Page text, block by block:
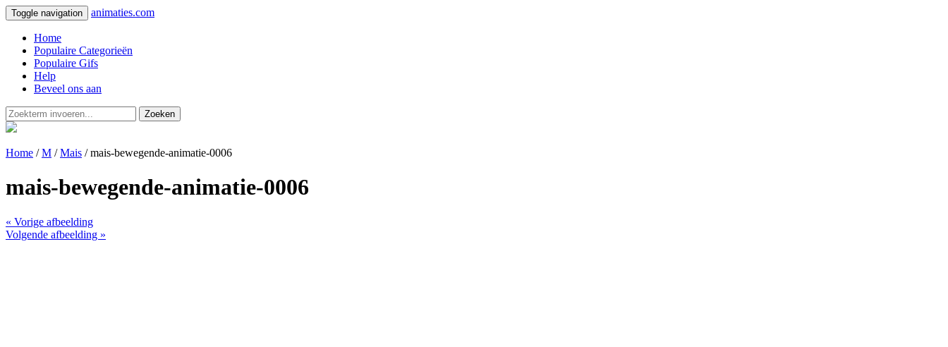
Toggle navigation animaties.com
Home
Populaire Categorieën
Populaire Gifs
Help
Beveel ons aan
Zoeken
Home /M /Mais / mais-bewegende-animatie-0006
mais-bewegende-animatie-0006
« Vorige afbeelding
Volgende afbeelding »